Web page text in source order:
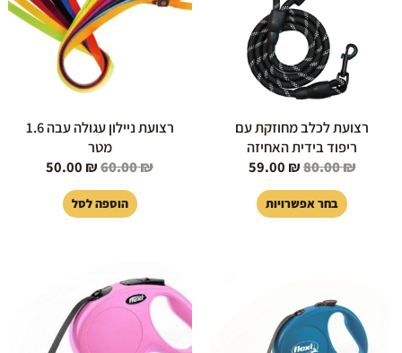
רצועת לכלב מחוזקת עם
ריפוד בידית האחיזה
80.00₪
59.00 ₪
בחר אפשרויות
סוגים.
ניתן
לבחור
את
האפשרויות
המוצר
רצועת ניילון עגולה עבה 1.6
מטר
60.00₪
50.00 ₪
הוספה לסל